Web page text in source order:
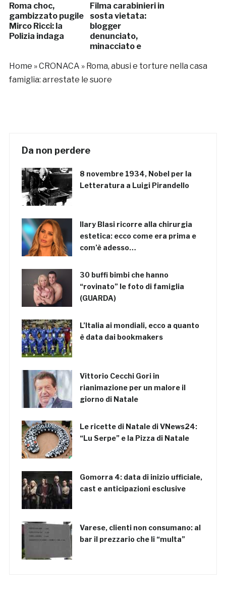
Roma choc,
gambizzato pugile
Mirco Ricci: la
Polizia indaga
Filma carabinieri in
sosta vietata:
blogger
denunciato,
minacciato e
caserma
Home »CRONACA » Roma, abusi e torture nella casa
famiglia: arrestate le suore
Da non perdere
8 novembre 1934, Nobel per la
Letteratura a Luigi Pirandello
Ilary Blasi ricorre alla chirurgia
estetica: ecco come era prima e
com’è adesso…
30 buffi bimbi che hanno
“rovinato” le foto di famiglia
(GUARDA)
L’Italia ai mondiali, ecco a quanto
è data dai bookmakers
Vittorio Cecchi Gori in
rianimazione per un malore il
giorno di Natale
Le ricette di Natale di VNews24:
“Lu Serpe” e la Pizza di Natale
Gomorra 4: data di inizio ufficiale,
cast e anticipazioni esclusive
Varese, clienti non consumano: al
bar il prezzario che li “multa”